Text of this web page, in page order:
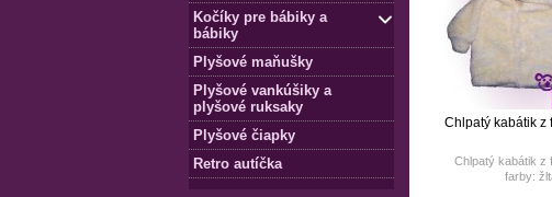
Kočíky pre bábiky a
bábiky
Plyšové maňušky
Plyšové vankúšiky a
plyšové ruksaky
Plyšové čiapky
Retro autíčka
Chlpatý kabátik z
Chlpatý kabátik z
farby: